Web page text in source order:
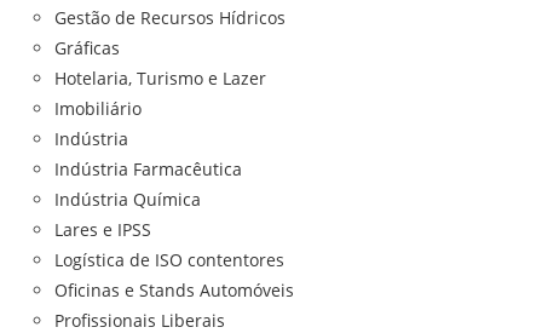
Gestão de Recursos Hídricos
Gráficas
Hotelaria, Turismo e Lazer
Imobiliário
Indústria
Indústria Farmacêutica
Indústria Química
Lares e IPSS
Logística de ISO contentores
Oficinas e Stands Automóveis
Profissionais Liberais